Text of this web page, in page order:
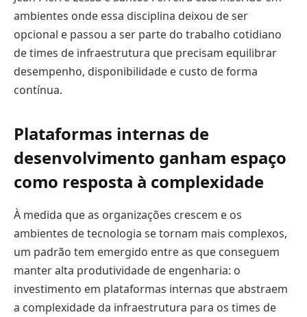
ambientes onde essa disciplina deixou de ser
opcional e passou a ser parte do trabalho cotidiano
de times de infraestrutura que precisam equilibrar
desempenho, disponibilidade e custo de forma
contínua.
Plataformas internas de
desenvolvimento ganham espaço
como resposta à complexidade
À medida que as organizações crescem e os
ambientes de tecnologia se tornam mais complexos,
um padrão tem emergido entre as que conseguem
manter alta produtividade de engenharia: o
investimento em plataformas internas que abstraem
a complexidade da infraestrutura para os times de